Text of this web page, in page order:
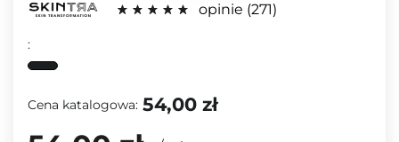
opinie 271
:
Cena katalogowa: 54,00 zł